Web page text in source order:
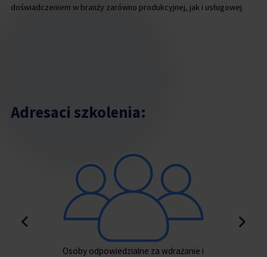
doświadczeniem w branży zarówno produkcyjnej, jak i usługowej.
Adresaci szkolenia:
Osoby odpowiedzialne za projekt nowego